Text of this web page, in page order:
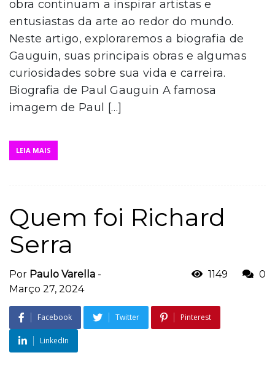
obra continuam a inspirar artistas e
entusiastas da arte ao redor do mundo.
Neste artigo, exploraremos a biografia de
Gauguin, suas principais obras e algumas
curiosidades sobre sua vida e carreira.
Biografia de Paul Gauguin A famosa
imagem de Paul […]
LEIA MAIS
Quem foi Richard
Serra
Por Paulo Varella -
Março 27, 2024
1149 0
Facebook Twitter Pinterest
LinkedIn